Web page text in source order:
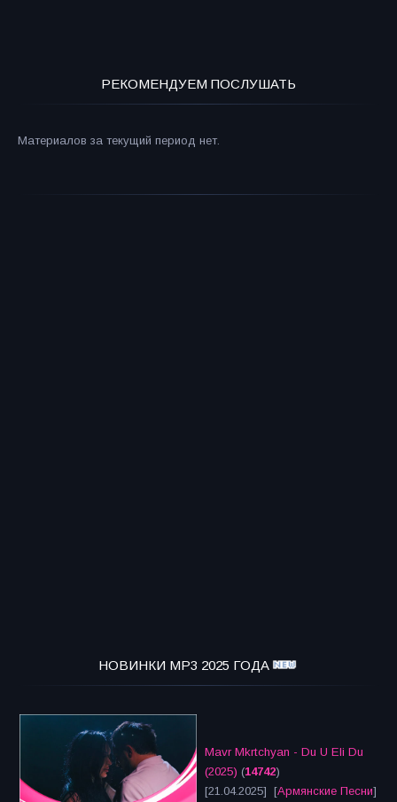
РЕКОМЕНДУЕМ ПОСЛУШАТЬ
Материалов за текущий период нет.
НОВИНКИ MP3 2025 ГОДА
Mavr Mkrtchyan - Du U Eli Du
(2025) (14742)
[21.04.2025] [Армянские Песни]